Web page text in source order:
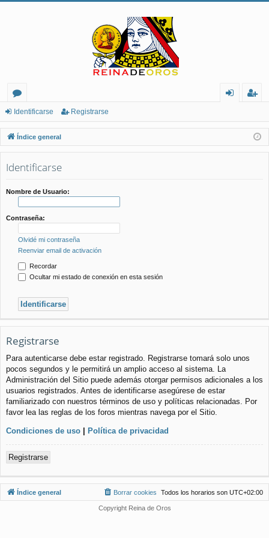
or
os
nt
ifi
ist
ra
Identificarse Registrarse
Índice general
Identificarse
Nombre de Usuario:
Contraseña:
Olvidé mi contraseña
Reenviar email de activación
Recordar
Ocultar mi estado de conexión en esta sesión
Registrarse
Para autenticarse debe estar registrado. Registrarse tomará solo unos
pocos segundos y le permitirá un amplio acceso al sistema. La
Administración del Sitio puede además otorgar permisos adicionales a los
usuarios registrados. Antes de identificarse asegúrese de estar
familiarizado con nuestros términos de uso y políticas relacionadas. Por
favor lea las reglas de los foros mientras navega por el Sitio.
Condiciones de uso | Política de privacidad
Registrarse
Índice general Todos los horarios son UTC+02:00
Borrar cookies
Copyright Reina de Oros